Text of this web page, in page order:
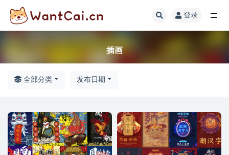
登录
插画
全部分类 发布日期